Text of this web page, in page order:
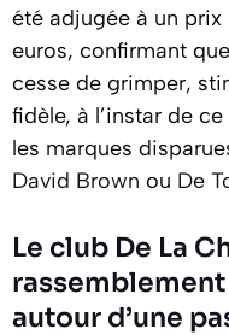
été adjugée à un
euros, confirmant
cesse de grimper,
fidèle, à l’instar de
les marques
David Brown ou De
Le club De La
autour d’une